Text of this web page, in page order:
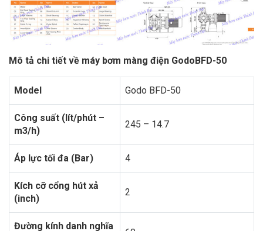
Mô tả chi tiết về máy bơm màng điện GodoBFD-50
Model Godo BFD-50
Công suất (lít/phút –
m3/h)
245 – 14.7
Áp lực tối đa (Bar) 4
Kích cỡ cổng hút xả
(inch)
2
Đường kính danh nghĩa